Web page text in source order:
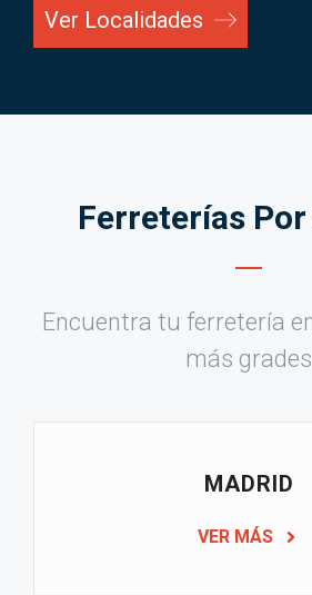
Ver Localidades
Ferreterías
Encuentra tu ferretería
más grades
MADRID
VER MÁS